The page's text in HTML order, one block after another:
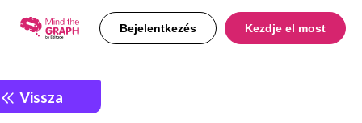
Bejelentkezés Kezdje el most
Vissza